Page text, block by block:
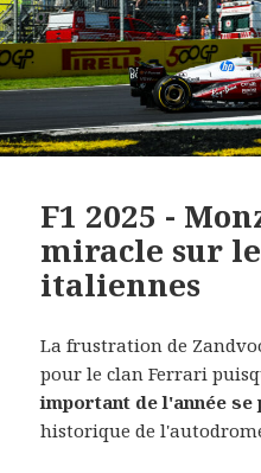
F1 2025 -
miracle sur
italiennes
La frustration de
pour le clan Ferrari
important de l'année
historique de